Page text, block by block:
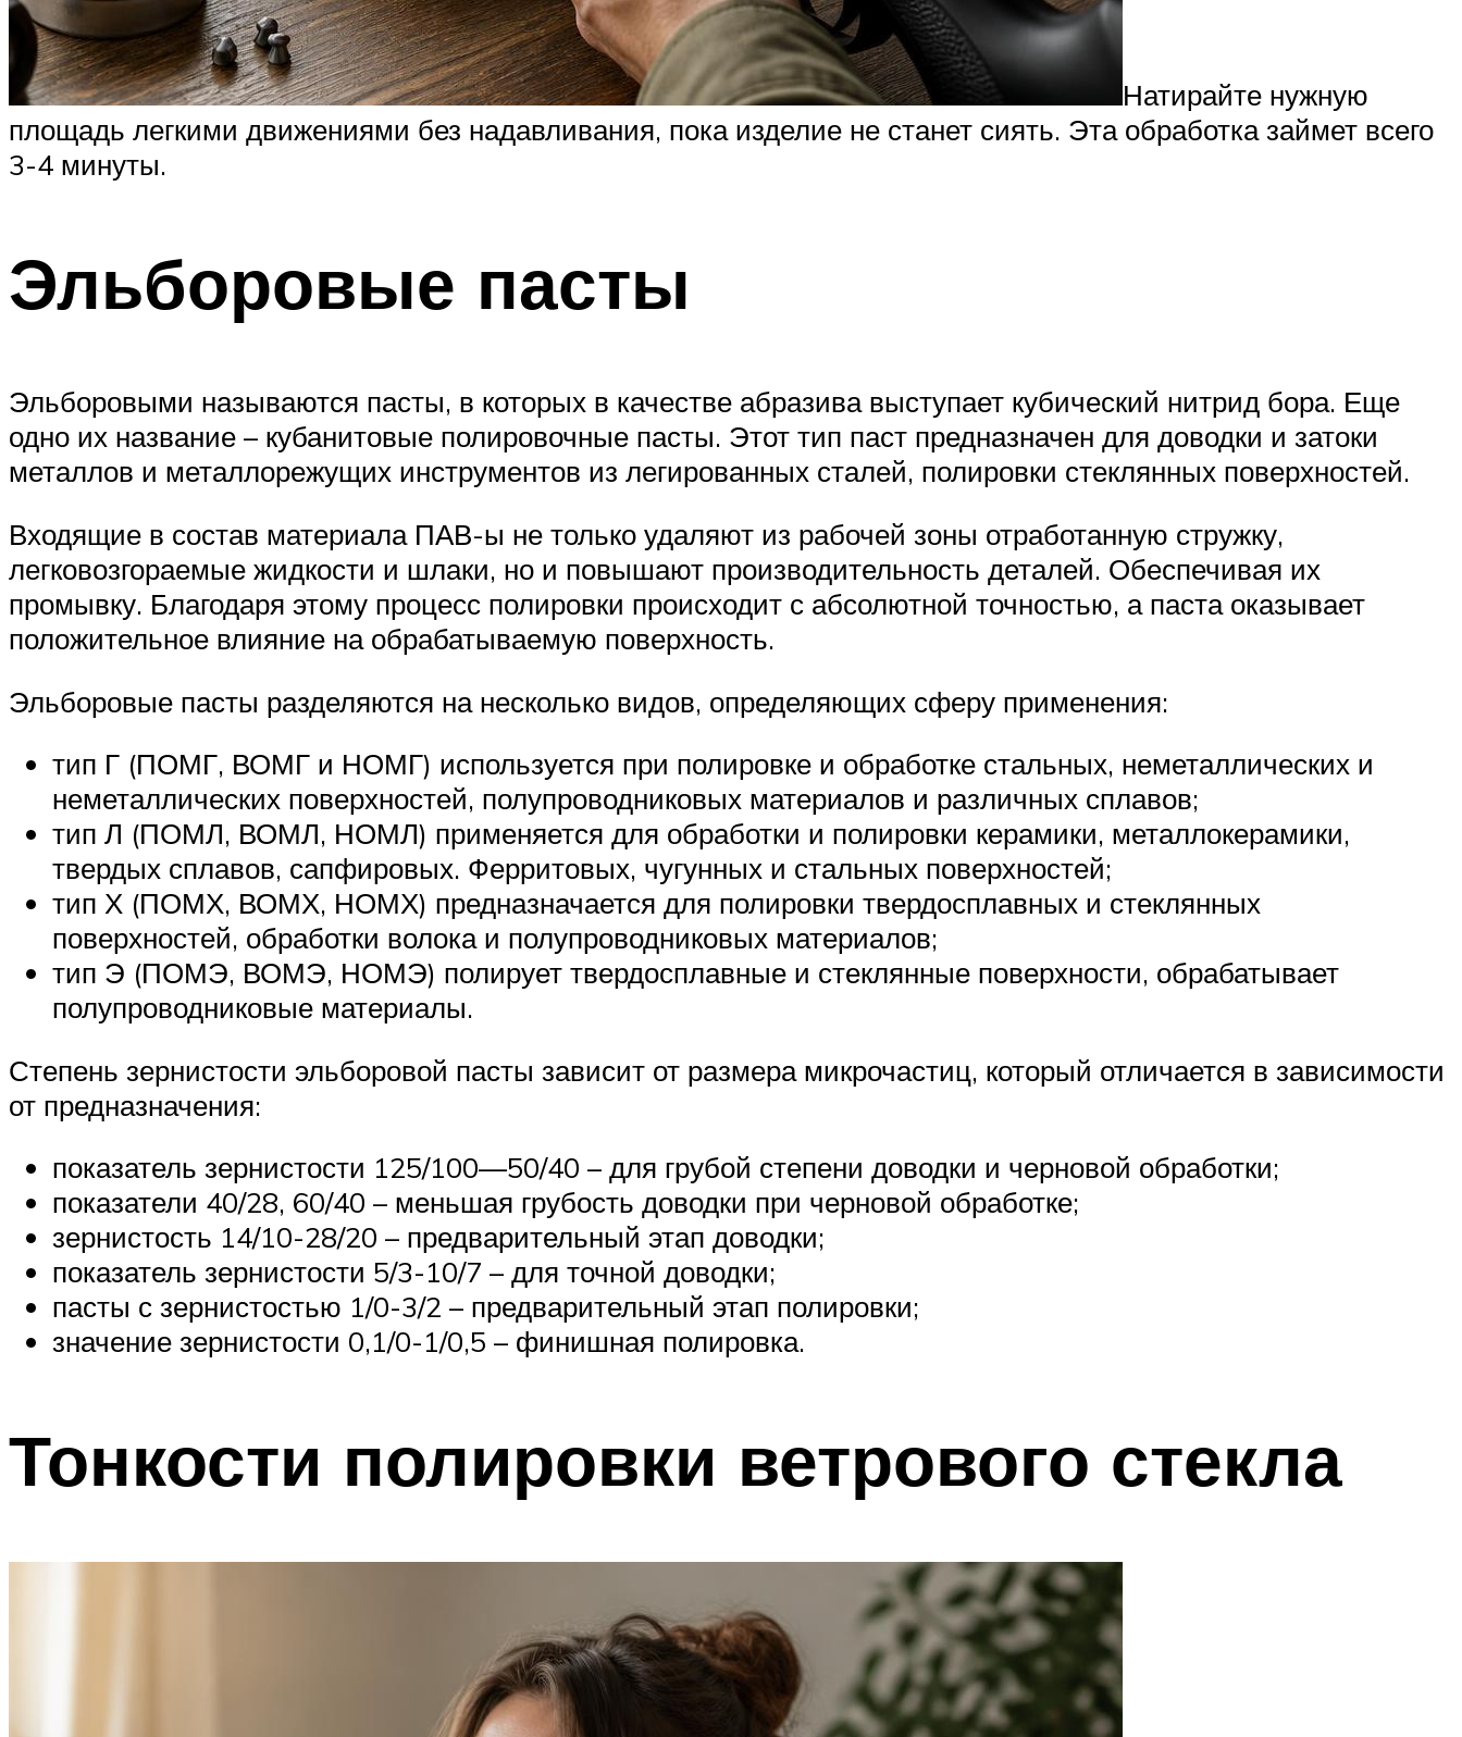
Натирайте нужную
площадь легкими движениями без надавливания, пока изделие не станет сиять. Эта обработка займет всего
3-4 минуты.
Эльборовые пасты
Эльборовыми называются пасты, в которых в качестве абразива выступает кубический нитрид бора. Еще
одно их название – кубанитовые полировочные пасты. Этот тип паст предназначен для доводки и затоки
металлов и металлорежущих инструментов из легированных сталей, полировки стеклянных поверхностей.
Входящие в состав материала ПАВ-ы не только удаляют из рабочей зоны отработанную стружку,
легковозгораемые жидкости и шлаки, но и повышают производительность деталей. Обеспечивая их
промывку. Благодаря этому процесс полировки происходит с абсолютной точностью, а паста оказывает
положительное влияние на обрабатываемую поверхность.
Эльборовые пасты разделяются на несколько видов, определяющих сферу применения:
тип Г (ПОМГ, ВОМГ и НОМГ) используется при полировке и обработке стальных, неметаллических и
неметаллических поверхностей, полупроводниковых материалов и различных сплавов;
тип Л (ПОМЛ, ВОМЛ, НОМЛ) применяется для обработки и полировки керамики, металлокерамики,
твердых сплавов, сапфировых. Ферритовых, чугунных и стальных поверхностей;
тип Х (ПОМХ, ВОМХ, НОМХ) предназначается для полировки твердосплавных и стеклянных
поверхностей, обработки волока и полупроводниковых материалов;
тип Э (ПОМЭ, ВОМЭ, НОМЭ) полирует твердосплавные и стеклянные поверхности, обрабатывает
полупроводниковые материалы.
Степень зернистости эльборовой пасты зависит от размера микрочастиц, который отличается в зависимости
от предназначения:
показатель зернистости 125/100—50/40 – для грубой степени доводки и черновой обработки;
показатели 40/28, 60/40 – меньшая грубость доводки при черновой обработке;
зернистость 14/10-28/20 – предварительный этап доводки;
показатель зернистости 5/3-10/7 – для точной доводки;
пасты с зернистостью 1/0-3/2 – предварительный этап полировки;
значение зернистости 0,1/0-1/0,5 – финишная полировка.
Тонкости полировки ветрового стекла